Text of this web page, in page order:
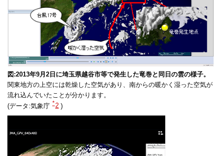
図:2013年9月2日に埼玉県越谷市等で発生した竜巻と同日の雲の様子。
関東地方の上空には乾燥した空気があり、南からの暖かく湿った空気が
流れ込んでいたことが分かります。
(データ:気象庁 *2 )